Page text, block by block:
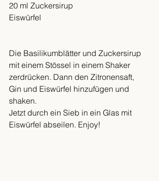
20 ml Zuckersirup
Eiswürfel
Die Basilikumblätter und Zuckersirup
mit einem Stössel in einem Shaker
zerdrücken. Dann den Zitronensaft,
Gin und Eiswürfel hinzufügen und
shaken.
Jetzt durch ein Sieb in ein Glas mit
Eiswürfel abseilen. Enjoy!